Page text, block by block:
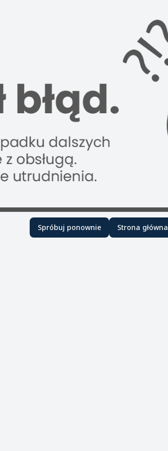
Spróbuj ponownie Strona główna